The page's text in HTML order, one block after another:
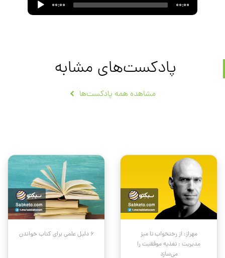
Player
00:00 00:00
پادکست‌های مشابه
مشاهده همه پادکست‌ها
مهراز: از رختخواب تا میز
مدیریت ; تغذیه موفقیت را
می‌سازد
۶ دلیل علمی برای کتاب خواندن